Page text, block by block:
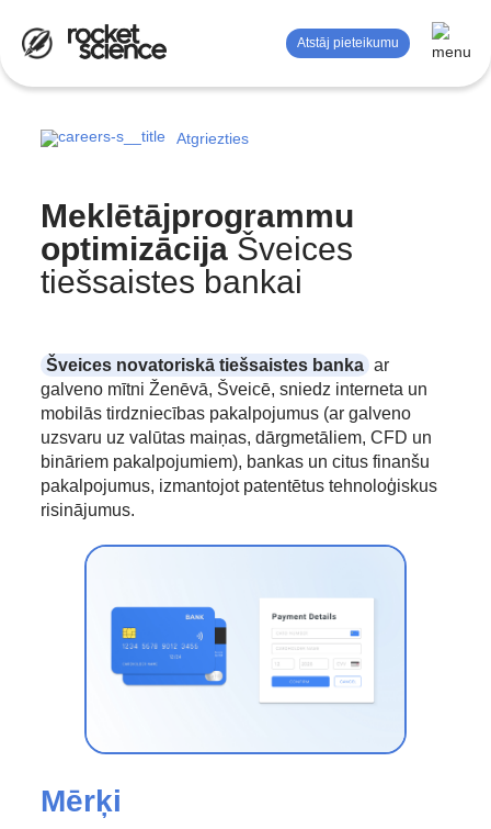
Atstāj pieteikumu
Mērījumi un analīze
Satura mārketings
Dizaina pakalpojumi
Atgriezties
Meklētājprogrammu
optimizācija Šveices
tiešsaistes bankai
Šveices novatoriskā tiešsaistes banka ar
galveno mītni Ženēvā, Šveicē, sniedz interneta un
mobilās tirdzniecības pakalpojumus (ar galveno
uzsvaru uz valūtas maiņas, dārgmetāliem, CFD un
bināriem pakalpojumiem), bankas un citus finanšu
pakalpojumus, izmantojot patentētus tehnoloģiskus
risinājumus.
Mērķi